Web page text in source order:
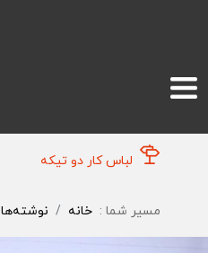
لباس کار دو تیکه
مسیر شما : خانه نوشته‌ها